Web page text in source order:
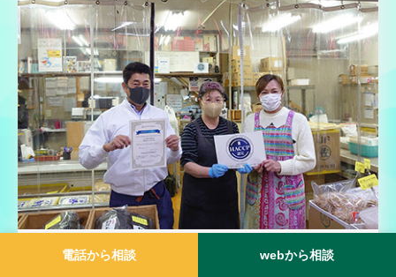
HACCP取得
電話から相談 webから相談